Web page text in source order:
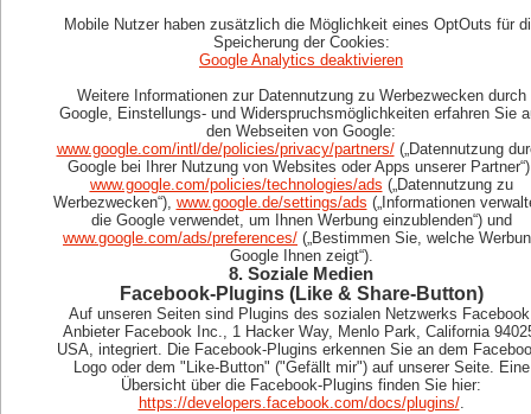
Mobile Nutzer haben zusätzlich die Möglichkeit eines OptOuts für
Speicherung der Cookies:
Google Analytics deaktivieren
Weitere Informationen zur Datennutzung zu Werbezwecken durch
Google, Einstellungs- und Widerspruchsmöglichkeiten erfahren Sie
den Webseiten von Google:
www.google.com/intl/de/policies/privacy/partners/(„Datennutzung
Google bei Ihrer Nutzung von Websites oder Apps unserer
www.google.com/policies/technologies/ads („Datennutzung zu
Werbezwecken“), www.google.de/settings/ads („Informationen
die Google verwendet, um Ihnen Werbung einzublenden“) und
www.google.com/ads/preferences/ („Bestimmen Sie, welche
Google Ihnen zeigt“).
8. Soziale Medien
Facebook-Plugins (Like & Share-Button)
Auf unseren Seiten sind Plugins des sozialen Netzwerks
Anbieter Facebook Inc., 1 Hacker Way, Menlo Park, California
USA, integriert. Die Facebook-Plugins erkennen Sie an dem
Logo oder dem "Like-Button" ("Gefällt mir") auf unserer Seite. Eine
Übersicht über die Facebook-Plugins finden Sie hier:
https://developers.facebook.com/docs/plugins/.